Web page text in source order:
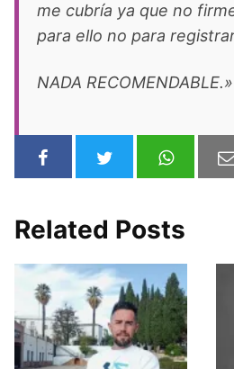
me cubría ya que no
para ello no para
NADA RECOMENDABLE.»
Related Posts